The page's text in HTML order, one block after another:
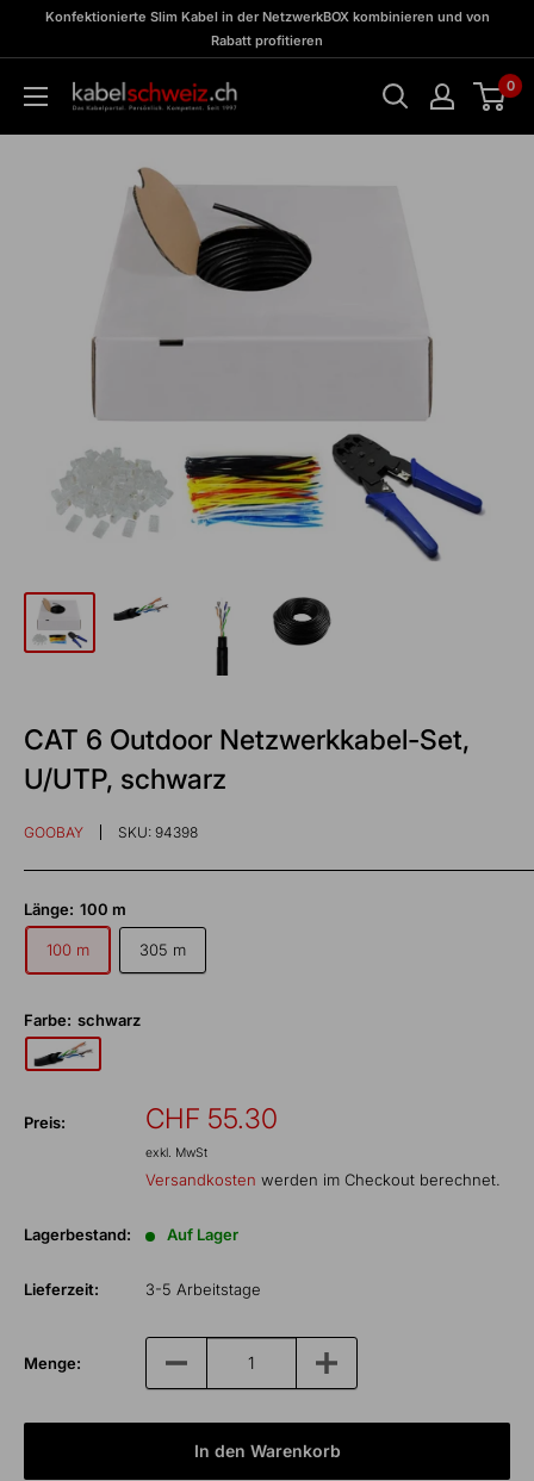
zu
BOX
Konfektionierte Slim Kabel in der NetzwerkBOX kombinieren und von
Rabatt profitieren
kabelschweiz 0
CAT 6 Outdoor Netzwerkkabel-Set,
U/UTP, schwarz
GOOBAY SKU: 94398
Länge: 100 m
100 m 305 m
Farbe: schwarz
Preis: Sonderpreis
CHF 55.30
exkl. MwSt
Versandkosten werden im Checkout berechnet.
Lagerbestand: Auf Lager
Lieferzeit: 3-5 Arbeitstage
Menge:
In den Warenkorb